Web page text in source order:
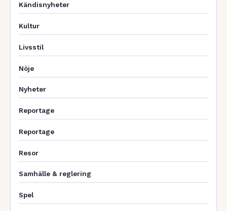
Kändisnyheter
Kultur
Livsstil
Nöje
Nyheter
Reportage
Reportage
Resor
Samhälle & reglering
Spel